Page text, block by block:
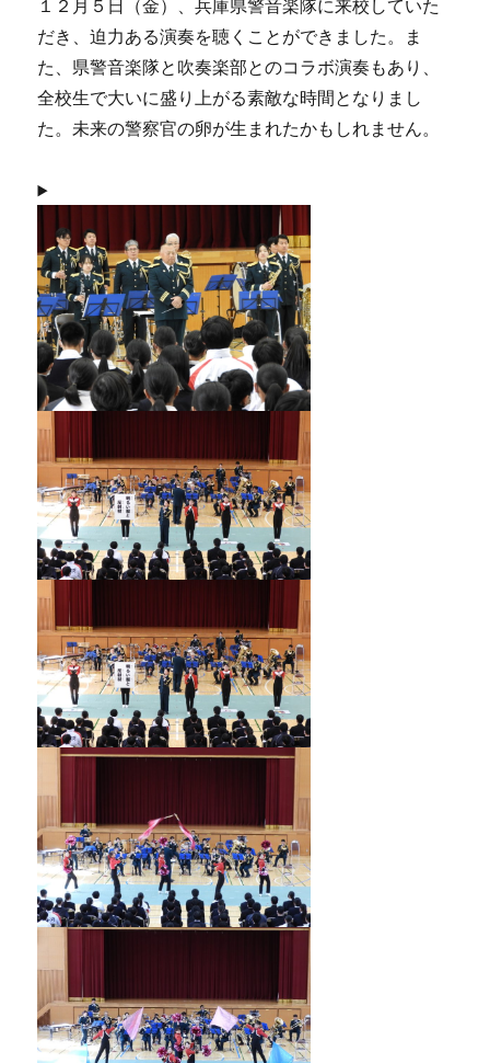
１２月５日（金）、兵庫県警音楽隊に来校していた
だき、迫力ある演奏を聴くことができました。ま
た、県警音楽隊と吹奏楽部とのコラボ演奏もあり、
全校生で大いに盛り上がる素敵な時間となりまし
た。未来の警察官の卵が生まれたかもしれません。